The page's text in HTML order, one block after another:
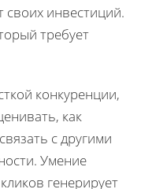
своих инвестиций.
требует
конкуренции,
как
с другими
Умение
генерирует